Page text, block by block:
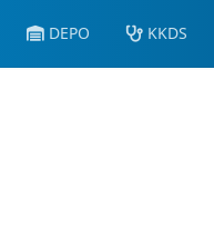
DEPO KKDS